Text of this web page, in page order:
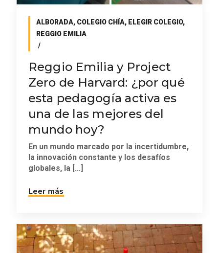
ALBORADA, COLEGIO CHÍA, ELEGIR COLEGIO,
REGGIO EMILIA
Reggio Emilia y Project
Zero de Harvard: ¿por qué
esta pedagogía activa es
una de las mejores del
mundo hoy?
En un mundo marcado por la incertidumbre,
la innovación constante y los desafíos
globales, la [...]
Leer más